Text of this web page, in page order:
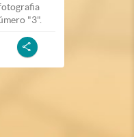
"3".